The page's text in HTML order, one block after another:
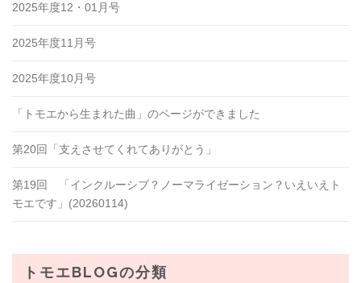
2025年度12・01月号
2025年度11月号
2025年度10月号
「トモエから生まれた曲」のページができました
第20回「支えさせてくれてありがとう」
第19回 「インクルーシブ？ノーマライゼーション？いえいえト
モエです」(20260114)
トモエBLOGの分類